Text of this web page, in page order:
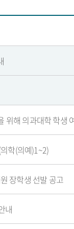
위해 의과대학 학생
학(의예)1~2)
장학생 선발 공고
내